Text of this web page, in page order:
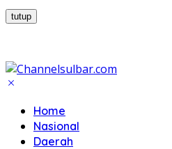
tutup
Home
Nasional
Daerah